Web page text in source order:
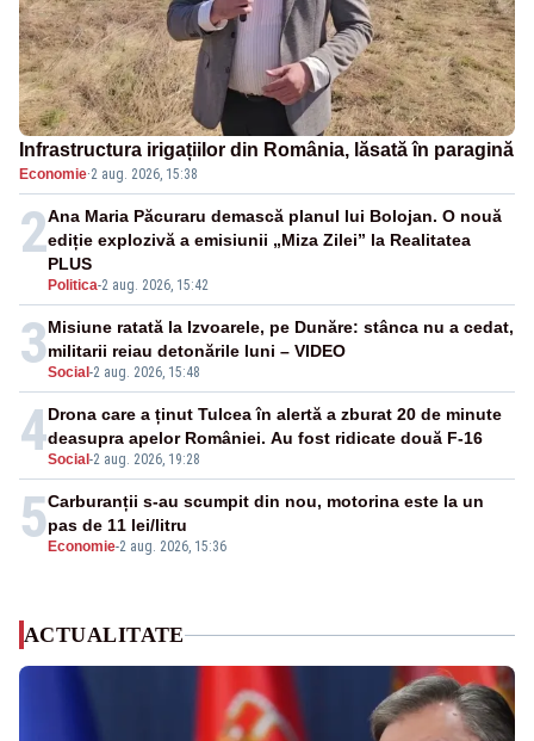
Infrastructura irigațiilor din România, lăsată în paragină
Economie·2 aug. 2026, 15:38
2
Politica-2 aug. 2026, 15:42
Ana Maria Păcuraru demască planul lui Bolojan. O nouă
ediție explozivă a emisiunii „Miza Zilei” la Realitatea
PLUS
3Social -2 aug. 2026, 15:48
Misiune ratată la Izvoarele, pe Dunăre: stânca nu a cedat,
militarii reiau detonările luni – VIDEO
4Social -2 aug. 2026, 19:28
Drona care a ținut Tulcea în alertă a zburat 20 de minute
deasupra apelor României. Au fost ridicate două F-16
5 Economie-2 aug. 2026, 15:36
Carburanții s-au scumpit din nou, motorina este la un
pas de 11 lei/litru
ACTUALITATE